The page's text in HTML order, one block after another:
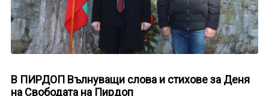
В ПИРДОП Вълнуващи слова и стихове за Деня
на Свободата на Пирдоп